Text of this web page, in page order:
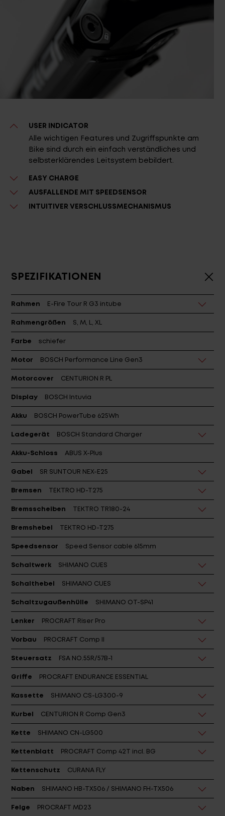
USER INDICATOR
Alle wichtigen Features und Zugriffspunkte am
Bike sind durch ein einfach verständliches und
selbsterklärendes Leitsystem bebildert.
EASY CHARGE
AUSFALLENDE MIT SPEEDSENSOR
INTUITIVER VERSCHLUSSMECHANISMUS
SPEZIFIKATIONEN
Rahmen E-Fire Tour R G3 intube
Rahmengrößen S, M, L, XL
Farbe schiefer
Motor BOSCH Performance Line Gen3
Motorcover CENTURION R PL
Display BOSCH Intuvia
Akku BOSCH PowerTube 625Wh
Ladegerät BOSCH Standard Charger
Akku-Schloss ABUS X-Plus
Gabel SR SUNTOUR NEX-E25
Bremsen TEKTRO HD-T275
Bremsscheiben TEKTRO TR180-24
Bremshebel TEKTRO HD-T275
Speedsensor Speed Sensor cable 615mm
Schaltwerk SHIMANO CUES
Schalthebel SHIMANO CUES
Schaltzugaußenhülle SHIMANO OT-SP41
Lenker PROCRAFT Riser Pro
Vorbau PROCRAFT Comp II
Steuersatz FSA NO.55R/57B-1
Griffe PROCRAFT ENDURANCE ESSENTIAL
Kassette SHIMANO CS-LG300-9
Kurbel CENTURION R Comp Gen3
Kette SHIMANO CN-LG500
Kettenblatt PROCRAFT Comp 42T incl. BG
Kettenschutz CURANA FLY
Naben SHIMANO HB-TX506 / SHIMANO FH-TX506
Felge PROCRAFT MD23